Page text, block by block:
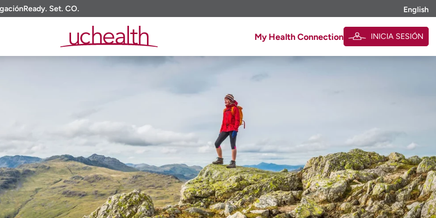
Ready. Set. CO. English
My Health Connection INICIA SESIÓN